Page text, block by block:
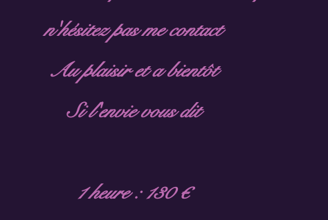
n'hésitez pas me contact
Au plaisir et a bientôt
Si l'envie vous dit
1 heure : 130 €